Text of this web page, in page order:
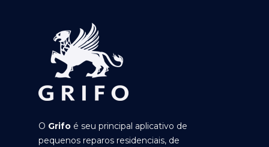
O Grifo é seu principal aplicativo de
pequenos reparos residenciais, de